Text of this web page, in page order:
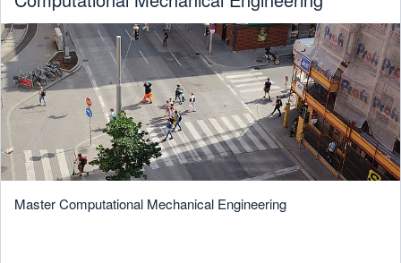
Master Computational Mechanical Engineering